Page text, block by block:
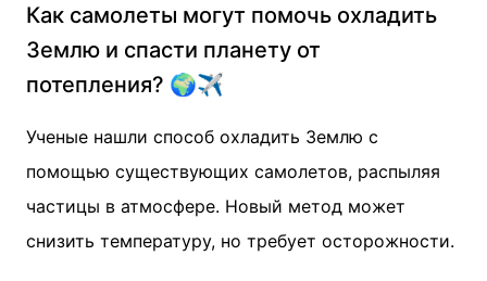
Как самолеты могут помочь охладить
Землю и спасти планету от
потепления? 🌍✈️
Ученые нашли способ охладить Землю с
помощью существующих самолетов, распыляя
частицы в атмосфере. Новый метод может
снизить температуру, но требует осторожности.